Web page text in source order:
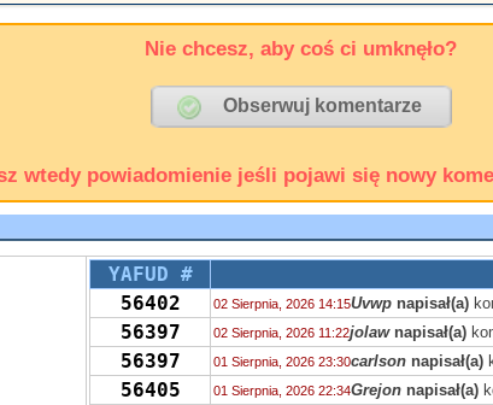
Nie chcesz, aby coś ci umknęło?
wtedy powiadomienie jeśli pojawi się nowy
YAFUD #
56402
02 Sierpnia, 2026 14:15Uvwp napisał(a)
56397 02 Sierpnia, 2026 11:22jolawnapisał(a)
56397 01 Sierpnia, 2026 23:30carlson napisał(a)
56405 01 Sierpnia, 2026 22:34Grejon napisał(a)